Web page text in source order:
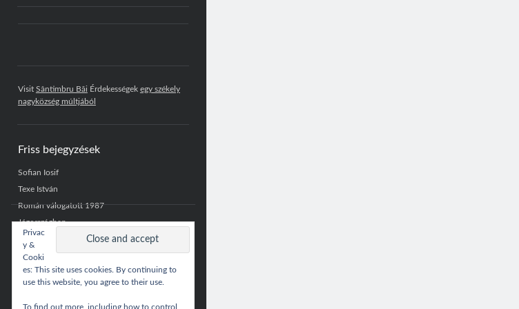
Privac
y &
Cooki
es: This site uses cookies. By continuing to
use this website, you agree to their use.
To find out more, including how to control
Visit Sântimbru Băi Érdekességek egy székely
nagyközség múltjából
Friss bejegyzések
Sofian Iosif
Texe István
Román válogatott 1987
Jégországban
Román válogatott 2007